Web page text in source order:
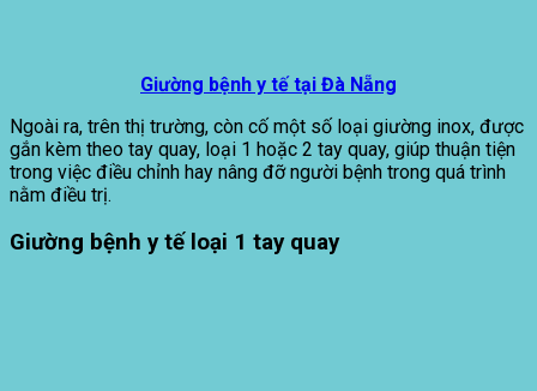
Giường bệnh y tế tại Đà Nẵng
Ngoài ra, trên thị trường, còn cố một số loại giường inox, được
gắn kèm theo tay quay, loại 1 hoặc 2 tay quay, giúp thuận tiện
trong việc điều chỉnh hay nâng đỡ người bệnh trong quá trình
nằm điều trị.
Giường bệnh y tế loại 1 tay quay